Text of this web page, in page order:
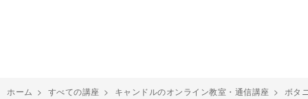
ホーム > すべての講座 > キャンドルのオンライン教室・通信講座 > ボタ